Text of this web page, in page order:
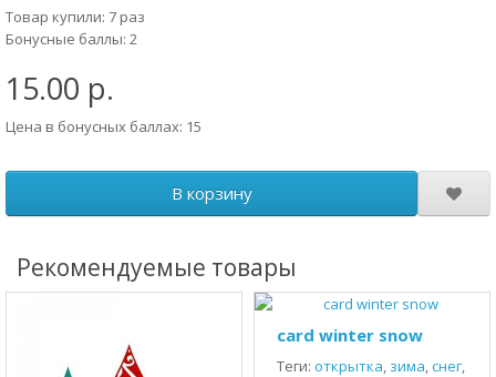
Товар купили: 7 раз
Бонусные баллы: 2
15.00 р.
Цена в бонусных баллах: 15
В корзину
Рекомендуемые товары
card winter snow
Теги: открытка, зима,снег,